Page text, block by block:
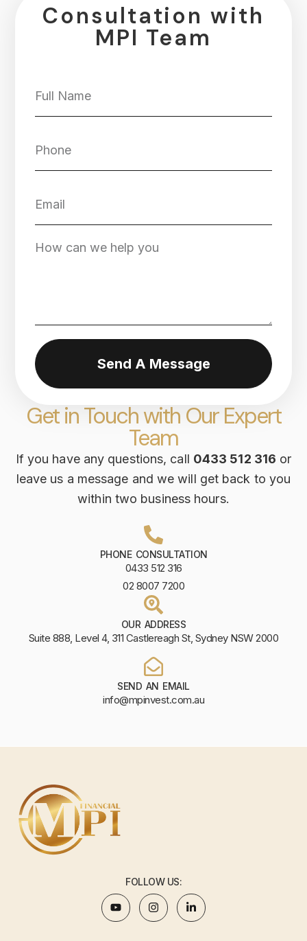
Get in Touch with Our Expert
Team
If you have any questions, call 0433 512 316 or
leave us a message and we will get back to you
within two business hours.
PHONE CONSULTATION
0433 512 316
02 8007 7200
OUR ADDRESS
Suite 888, Level 4, 311 Castlereagh St, Sydney NSW 2000
SEND AN EMAIL
info@mpinvest.com.au
Consultation with
MPI Team
Send A Message
FOLLOW US: